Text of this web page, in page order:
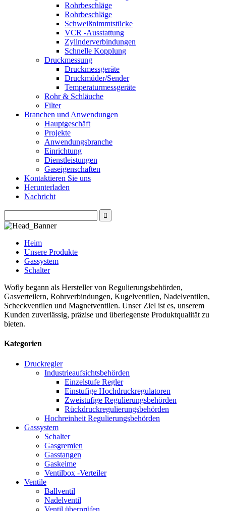
Rohrbeschläge
Rohrbeschläge
Schweißnimmtstücke
VCR -Ausstattung
Zylinderverbindungen
Schnelle Kopplung
Druckmessung
Druckmessgeräte
Druckmüder/Sender
Temperaturmessgeräte
Rohr & Schläuche
Filter
Branchen und Anwendungen
Hauptgeschäft
Projekte
Anwendungsbranche
Einrichtung
Dienstleistungen
Gaseigenschaften
Kontaktieren Sie uns
Herunterladen
Nachricht
Heim
Unsere Produkte
Gassystem
Schalter
Wofly begann als Hersteller von Regulierungsbehörden,
Gasverteilern, Rohrverbindungen, Kugelventilen, Nadelventilen,
Scheckventilen und Magnetventilen. Unser Ziel ist es, unserem
Kunden zuverlässig, präzise und überlegenste Produktqualität zu
bieten.
Kategorien
Druckregler
Industrieaufsichtsbehörden
Einzelstufe Regler
Einstufige Hochdruckregulatoren
Zweistufige Regulierungsbehörden
Rückdruckregulierungsbehörden
Hochreinheit Regulierungsbehörden
Gassystem
Schalter
Gasgremien
Gasstangen
Gaskeime
Ventilbox -Verteiler
Ventile
Ballventil
Nadelventil
Ventil überprüfen